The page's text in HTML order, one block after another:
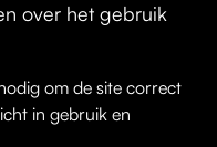
over het gebruik
om de site correct
in gebruik en